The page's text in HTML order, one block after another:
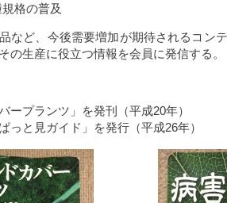
格の普及
など、今後需要増加が期待されるコン
の生産に役立つ情報を会員に発信する。
ープランツ」を発刊（平成20年）
っと見ガイド」を発行（平成26年）